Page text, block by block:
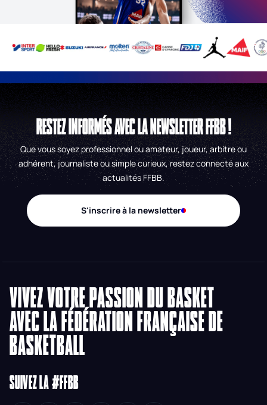
RESTEZ INFORMÉS AVEC LA NEWSLETTER FFBB !
Que vous soyez professionnel ou amateur, joueur, arbitre ou
adhérent, journaliste ou simple curieux, restez connecté aux
actualités FFBB.
S'inscrire à la newsletter
VIVEZ VOTRE PASSION DU BASKET
AVEC LA FÉDÉRATION FRANÇAISE DE
BASKETBALL
SUIVEZ LA #FFBB